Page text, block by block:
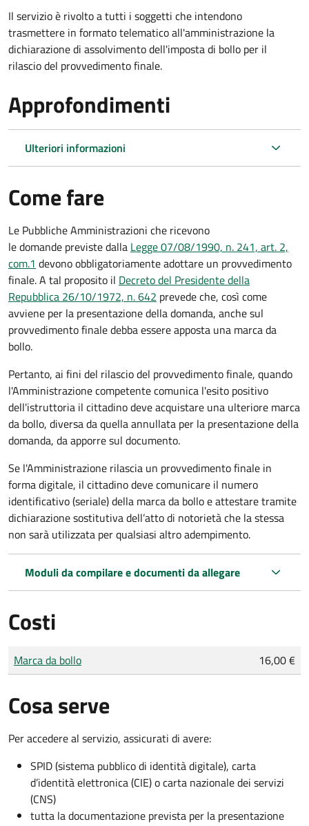
Il servizio è rivolto a tutti i soggetti che intendono
trasmettere in formato telematico all'amministrazione la
dichiarazione di assolvimento dell'imposta di bollo per il
rilascio del provvedimento finale.
Approfondimenti
Ulteriori informazioni
Come fare
Le Pubbliche Amministrazioni che ricevono
le domande previste dalla Legge 07/08/1990, n. 241, art. 2,
com.1 devono obbligatoriamente adottare un provvedimento
finale. A tal proposito il Decreto del Presidente della
Repubblica 26/10/1972, n. 642 prevede che, così come
avviene per la presentazione della domanda, anche sul
provvedimento finale debba essere apposta una marca da
bollo.
Pertanto, ai fini del rilascio del provvedimento finale, quando
l'Amministrazione competente comunica l'esito positivo
dell'istruttoria il cittadino deve acquistare una ulteriore marca
da bollo, diversa da quella annullata per la presentazione della
domanda, da apporre sul documento.
Se l'Amministrazione rilascia un provvedimento finale in
forma digitale, il cittadino devecomunicare il numero
identificativo (seriale) della marca da bollo e attestare tramite
dichiarazione sostitutiva dell’atto di notorietà che la stessa
non sarà utilizzata per qualsiasi altro adempimento.
Moduli da compilare e documenti da allegare
Costi
Tipo di pagamento
Importo
Marca da bollo 16,00 €
Cosa serve
Per accedere al servizio, assicurati di avere:
SPID (sistema pubblico di identità digitale), carta
d’identità elettronica (CIE) o carta nazionale dei servizi
(CNS)
tutta la documentazione prevista per la presentazione